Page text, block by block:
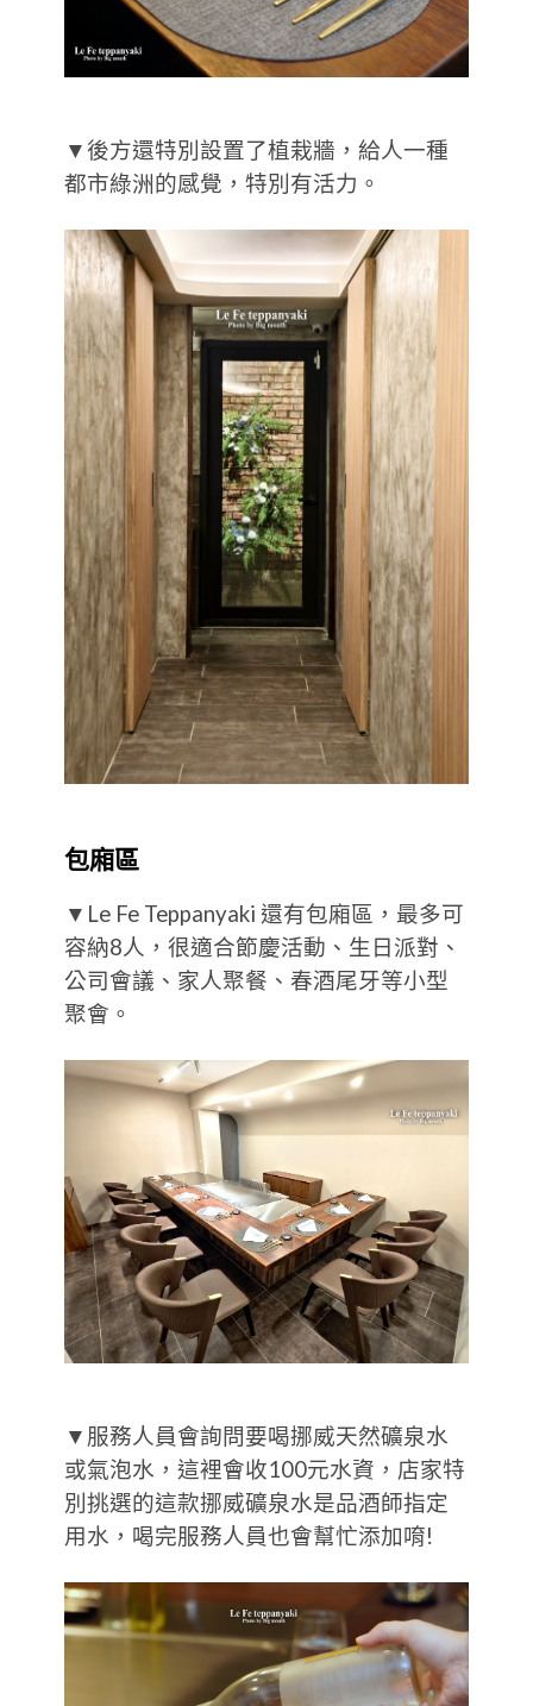
▼後方還特別設置了植栽牆，給人一種
都市綠洲的感覺，特別有活力。
包廂區
▼Le Fe Teppanyaki 還有包廂區，最多可
容納8人，很適合節慶活動、生日派對、
公司會議、家人聚餐、春酒尾牙等小型
聚會。
▼服務人員會詢問要喝挪威天然礦泉水
或氣泡水，這裡會收100元水資，店家特
別挑選的這款挪威礦泉水是品酒師指定
用水，喝完服務人員也會幫忙添加唷!